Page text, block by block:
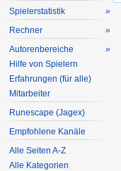
Spielerstatistik
»
Rechner
»
Autorenbereiche
»
Hilfe von Spielern
Erfahrungen (für alle)
Mitarbeiter
Runescape (Jagex)
Empfohlene Kanäle
Alle Seiten A-Z
Alle Kategorien